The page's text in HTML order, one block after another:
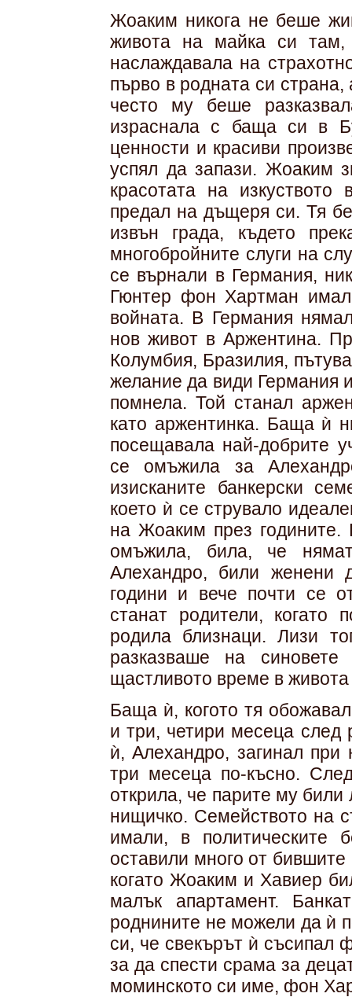
Жоаким никога не беше
живота на майка си
наслаждавала на
първо в родната си
често му беше
израснала с баща си в
ценности и красиви
успял да запази. Жоаким
красотата на
предал на дъщеря си. Тя
извън града, където
многобройните слуги на
се върнали в Германия,
Гюнтер фон Хартман
войната. В Германия
нов живот в Аржентина.
Колумбия, Бразилия,
желание да види Германия
помнела. Той станал
като аржентинка. Баща ѝ
посещавала най-добрите
се омъжила за
изисканите банкерски
което ѝ се струвало
на Жоаким през годините.
омъжила, била, че
Алехандро, били женени
години и вече почти се
станат родители, когато
родила близнаци. Лизи
разказваше на
щастливото време в
Баща ѝ, когото тя
и три, четири месеца след
ѝ, Алехандро, загинал
три месеца по-късно.
открила, че парите му
нищичко. Семейството на
имали, в политическите
оставили много от
когато Жоаким и Хавиер
малък апартамент.
роднините не можели да ѝ
си, че свекърът ѝ съсипал
за да спести срама за
моминското си име, фон